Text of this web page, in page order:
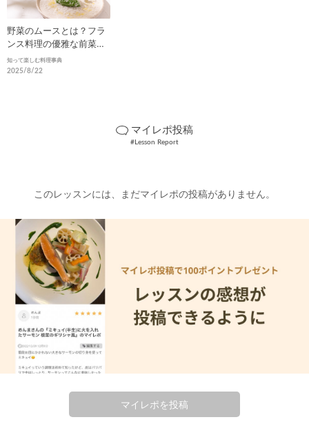
野菜のムースとは？フラ
ンス料理の優雅な前菜を
徹底解説
知って楽しむ料理事典
2025/8/22
マイレポ投稿
#Lesson Report
このレッスンには、まだマイレポの投稿がありません。
マイレポを投稿